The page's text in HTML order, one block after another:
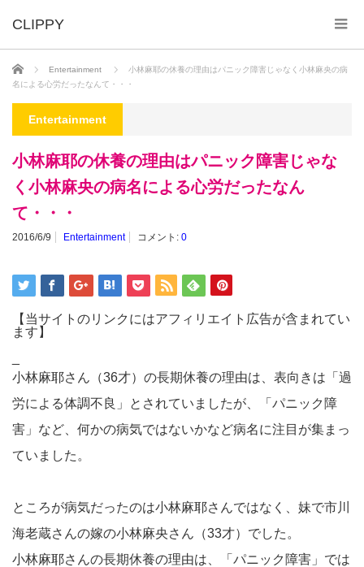
ホーム Entertainment
小林麻耶の休養の理由はパニック障害じゃなく小林麻央の病
名による心労だったなんて・・・
Entertainment
小林麻耶の休養の理由はパニック障害じゃな
く小林麻央の病名による心労だったなん
て・・・
2016/6/9 Entertainment コメント: 0
【当サイトのリンクにはアフィリエイト広告が含まれてい
ます】
小林麻耶さん（36才）の長期休養の理由は、表向きは「過
労による体調不良」とされていましたが、「パニック障
害」など、何かの病気ではないかなど病名に注目が集まっ
ていました。
ところが病気だったのは小林麻耶さんではなく、妹で市川
海老蔵さんの嫁の小林麻央さん（33才）でした。
小林麻耶さんの長期休養の理由は、「パニック障害」では